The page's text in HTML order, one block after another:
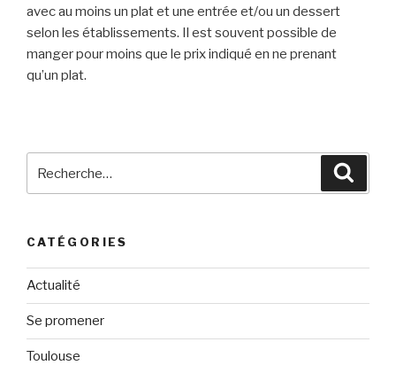
avec au moins un plat et une entrée et/ou un dessert
selon les établissements. Il est souvent possible de
manger pour moins que le prix indiqué en ne prenant
qu’un plat.
CATÉGORIES
Actualité
Se promener
Toulouse